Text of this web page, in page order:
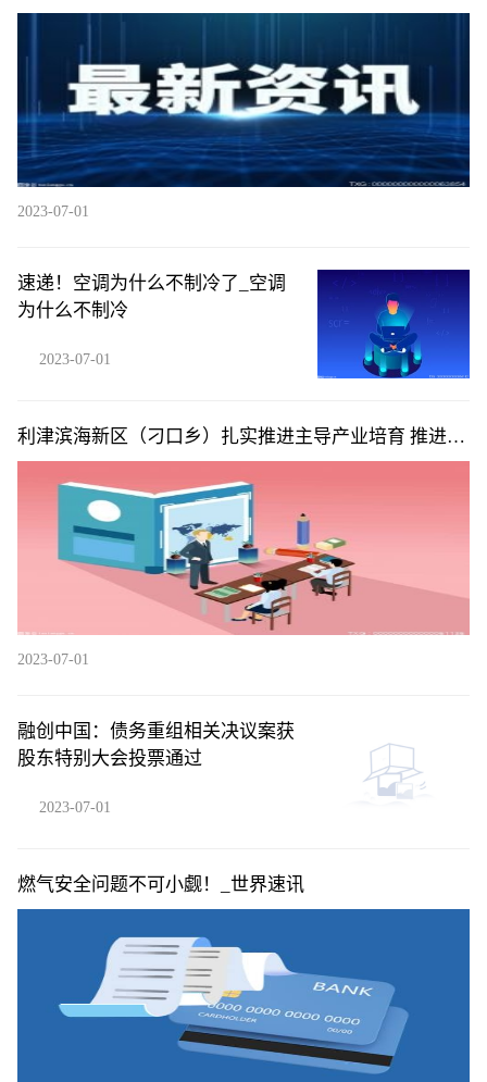
2023-07-01
速递！空调为什么不制冷了_空调
为什么不制冷
2023-07-01
利津滨海新区（刁口乡）扎实推进主导产业培育 推进重
点项目建设“多点开花”_每日聚焦
2023-07-01
融创中国：债务重组相关决议案获
股东特别大会投票通过
2023-07-01
燃气安全问题不可小觑！_世界速讯